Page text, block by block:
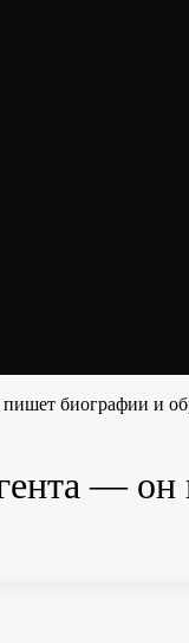
биографии и
— он